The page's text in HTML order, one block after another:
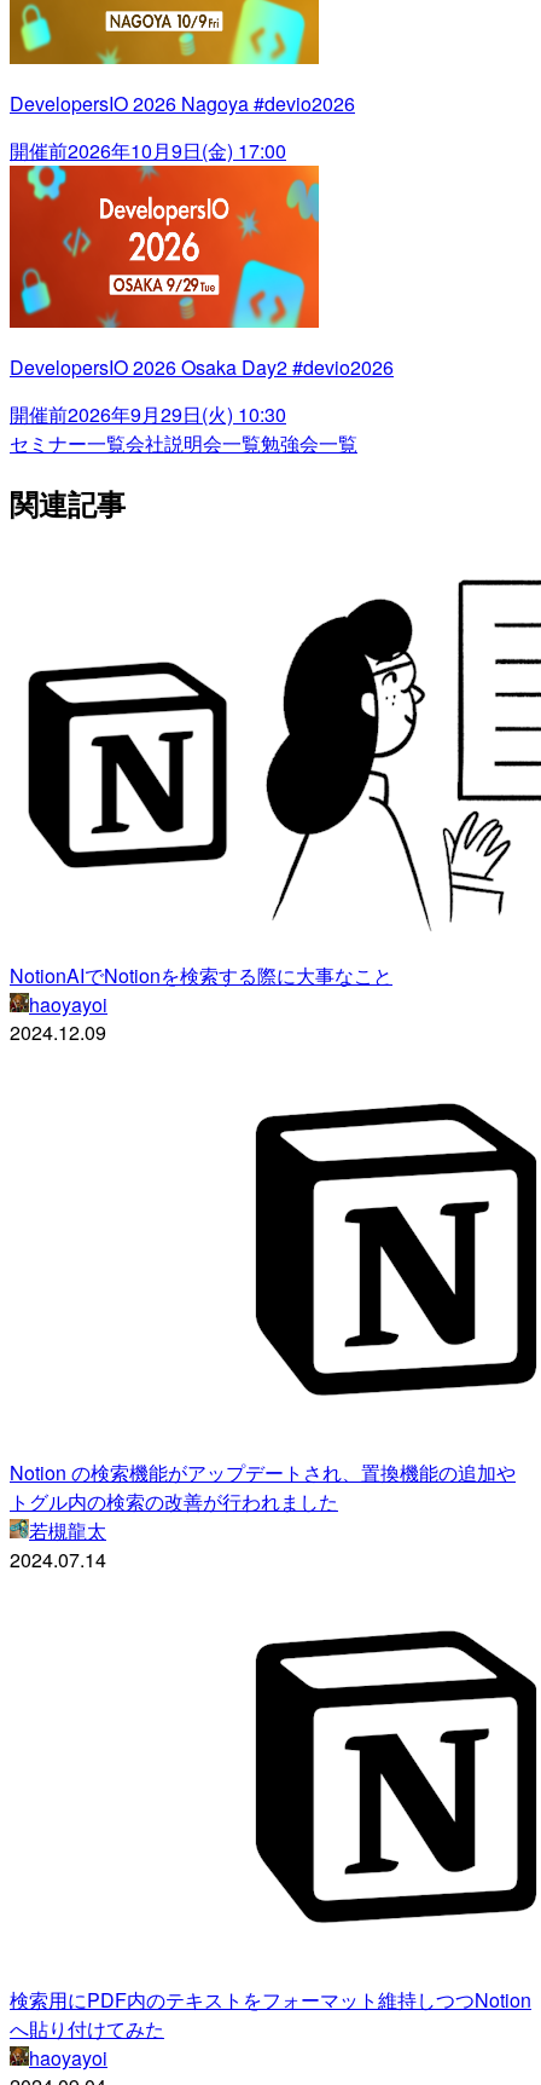
DevelopersIO 2026 Nagoya #devio2026
開催前2026年10月9日(金) 17:00
DevelopersIO 2026 Osaka Day2 #devio2026
開催前2026年9月29日(火) 10:30
セミナー一覧会社説明会一覧勉強会一覧
関連記事
NotionAIでNotionを検索する際に大事なこと
haoyayoi
2024.12.09
Notion の検索機能がアップデートされ、置換機能の追加や
トグル内の検索の改善が行われました
若槻龍太
2024.07.14
検索用にPDF内のテキストをフォーマット維持しつつNotion
へ貼り付けてみた
haoyayoi